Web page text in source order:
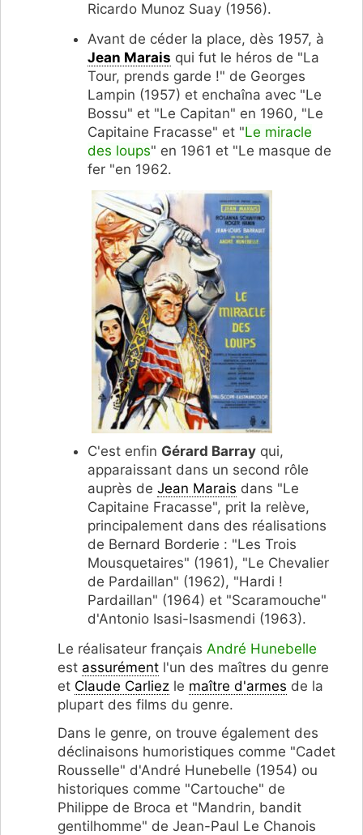
Ricardo Munoz Suay (1956).
Avant de céder la place, dès 1957, à
Jean Marais qui fut le héros de "La
Tour, prends garde !" de Georges
Lampin (1957) et enchaîna avec "Le
Bossu" et "Le Capitan" en 1960, "Le
Capitaine Fracasse" et "Le miracle
des loups" en 1961 et "Le masque de
fer "en 1962.
C'est enfin Gérard Barrayqui,
apparaissant dans un second rôle
auprès de Jean Marais dans "Le
Capitaine Fracasse", prit la relève,
principalement dans des réalisations
de Bernard Borderie : "Les Trois
Mousquetaires" (1961), "Le Chevalier
de Pardaillan" (1962), "Hardi !
Pardaillan" (1964) et "Scaramouche"
d'Antonio Isasi-Isasmendi (1963).
Le réalisateur français André Hunebelle
est assurément l'un des maîtres du genre
et Claude Carliez le maître d'armes de la
plupart des films du genre.
Dans le genre, on trouve également des
déclinaisons humoristiques comme "Cadet
Rousselle" d'André Hunebelle (1954) ou
historiques comme "Cartouche" de
Philippe de Broca et "Mandrin, bandit
gentilhomme" de Jean-Paul Le Chanois